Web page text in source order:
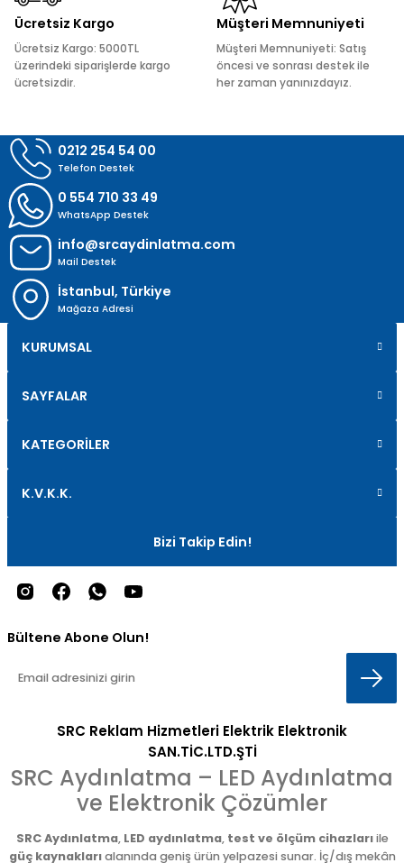
Ücretsiz Kargo
Ücretsiz Kargo: 5000TL
üzerindeki siparişlerde kargo
ücretsizdir.
Müşteri Memnuniyeti
Müşteri Memnuniyeti: Satış
öncesi ve sonrası destek ile
her zaman yanınızdayız.
0212 254 54 00
Telefon Destek
0 554 710 33 49
WhatsApp Destek
info@srcaydinlatma.com
Mail Destek
İstanbul, Türkiye
Mağaza Adresi
KURUMSAL
SAYFALAR
KATEGORİLER
K.V.K.K.
Bizi Takip Edin!
Bültene Abone Olun!
SRC Reklam Hizmetleri Elektrik Elektronik
SAN.TİC.LTD.ŞTİ
SRC Aydınlatma – LED Aydınlatma
ve Elektronik Çözümler
SRC Aydınlatma, LED aydınlatma, test ve ölçüm cihazlarıile
güç kaynaklarıalanında geniş ürün yelpazesi sunar. İç/dış mekân